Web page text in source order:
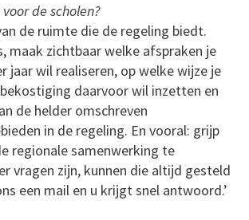
de scholen?
de ruimte die de regeling biedt.
maak zichtbaar welke afspraken je
jaar wil realiseren, op welke wijze je
daarvoor wil inzetten en
de helder omschreven
in de regeling. En vooral: grijp
regionale samenwerking te
vragen zijn, kunnen die altijd gesteld
een mail en u krijgt snel antwoord.’